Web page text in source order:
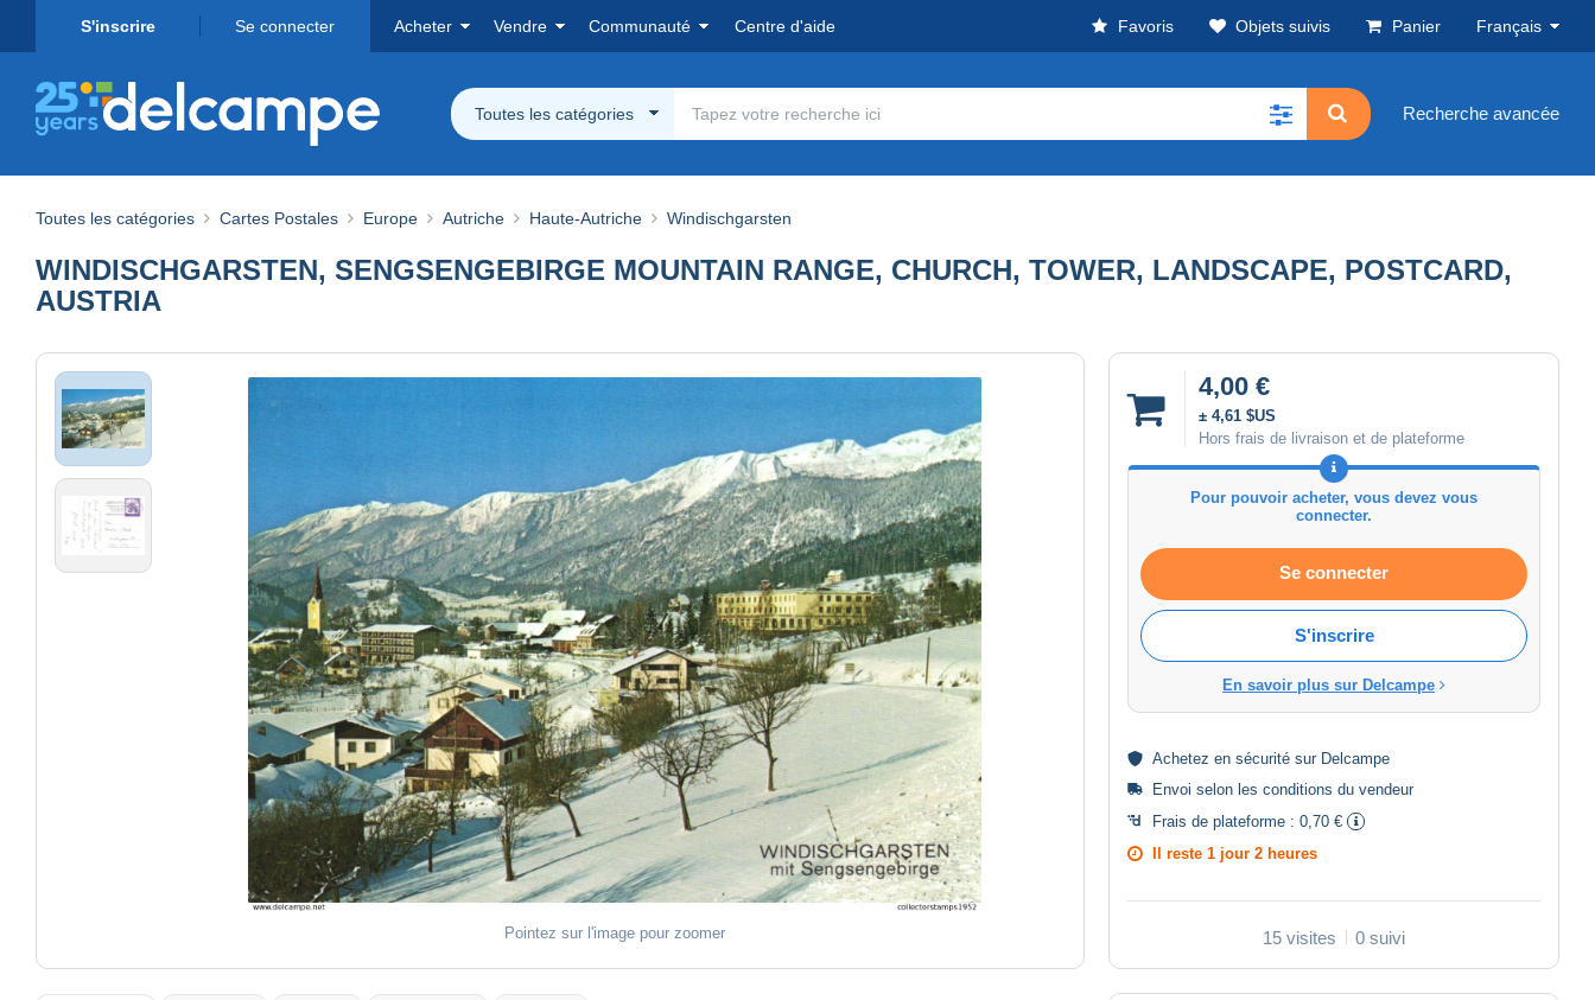
S'inscrire Se connecter Acheter Vendre Communauté Centre d'aide Favoris Objets suivis Panier Français
Toutes les catégories Recherche avancée
Toutes les catégories Cartes Postales Europe Autriche Haute-Autriche Windischgarsten
WINDISCHGARSTEN, SENGSENGEBIRGE MOUNTAIN RANGE, CHURCH, TOWER, LANDSCAPE, POSTCARD,
AUSTRIA
Pointez sur l'image pour zoomer
4,00 €
± 4,61 $US
Hors frais de livraison et de plateforme
Pour pouvoir acheter, vous devez vous
connecter.
Se connecter
S'inscrire
En savoir plus sur Delcampe
Achetez en sécurité sur Delcampe
Envoi selon les conditions du vendeur
Frais de plateforme : 0,70 €
Il reste 1 jour 2 heures
15 visites 0 suivi